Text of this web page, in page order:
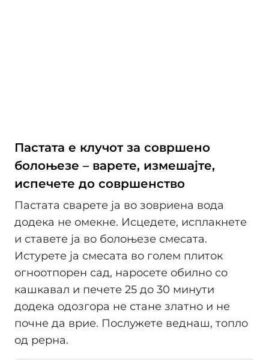
Пастата е клучот за совршено
болоњезе – варете, измешајте,
испечете до совршенство
Пастата сварете ја во зовриена вода
додека не омекне. Исцедете, исплакнете
и ставете ја во болоњезе смесата.
Истурете ја смесата во голем плиток
огноотпорен сад, наросете обилно со
кашкавал и печете 25 до 30 минути
додека одозгора не стане златно и не
почне да врие. Послужете веднаш, топло
од рерна.